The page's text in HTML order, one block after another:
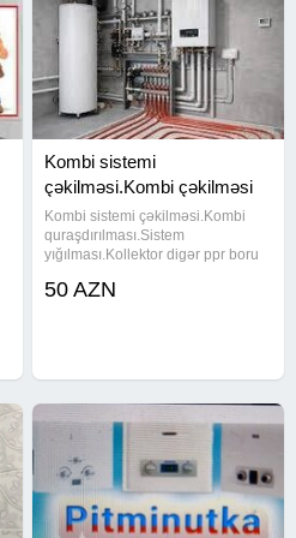
Kombi sistemi
çəkilməsi.Kombi çəkilməsi
Kombi sistemi çəkilməsi.Kombi
quraşdırılması.Sistem
yığılması.Kollektor digər ppr boru
50 AZN